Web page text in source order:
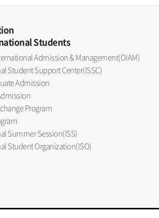
Students
Admission & Management(OIAM)
Student Support Center(ISSC)
Admission
Program
Summer Session(ISS)
Student Organization(ISO)